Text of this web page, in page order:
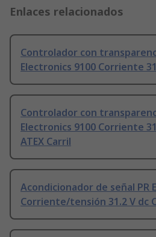
Enlaces relacionados
Controlador con
Electronics 9100 Corriente
Controlador con
Electronics 9100 Corriente
ATEX Carril
Acondicionador de señal PR
Corriente/tensión 31.2 V dc